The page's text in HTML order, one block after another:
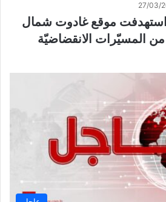
27/03/
استهدفت موقع غادوت شمال
المسيّرات الانقضاضيّة